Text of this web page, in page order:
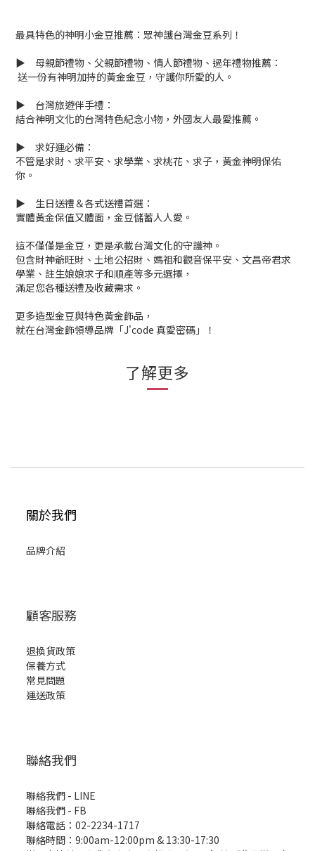
最具特色的神明小金豆推薦：眾神護台灣金豆系列！
▶ 母親節禮物、父親節禮物、情人節禮物、過年禮物推薦：
送一份有神明加持的黃金金豆，守護你所愛的人。
▶ 台灣旅遊伴手禮：
結合神明文化的台灣特色紀念小物，外國友人最愛推薦。
▶ 求好運必備：
不管是求財、求平安、求學業、求桃花、求子，黃金神明保佑
你。
▶ 生日送禮＆各式送禮首選：
實體黃金保值又體面，金豆儲蓄人人愛。
這不僅僅是金豆，更是承載台灣文化的守護神。
包含財神爺旺財、土地公招財、媽祖和觀音保平安、文昌帝君求
學業、註生娘娘求子和順產等多元選擇，
滿足您各種送禮及收藏需求。
更多造型金豆與特色黃金飾品，
就在台灣金飾領導品牌「J'code 真愛密碼」！
了解更多
關於我們
品牌介紹
顧客服務
退換貨政策
保養方式
常見問題
運送政策
聯絡我們
聯絡我們 - LINE
聯絡我們 - FB
聯絡電話：02-2234-1717
聯絡時間：9:00am-12:00pm & 13:30-17:30